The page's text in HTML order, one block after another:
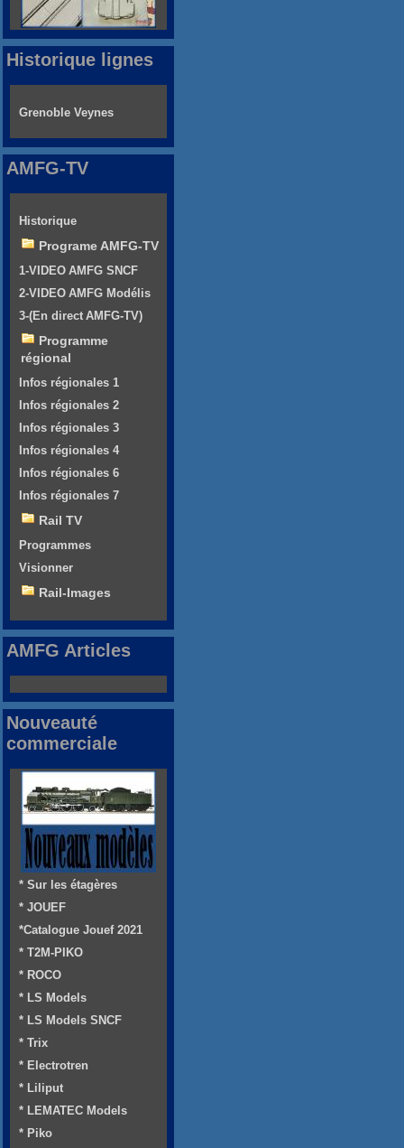
Historique lignes
Grenoble Veynes
AMFG-TV
Historique
Programe AMFG-TV
1-VIDEO AMFG SNCF
2-VIDEO AMFG Modélis
3-(En direct AMFG-TV)
Programme
régional
Infos régionales 1
Infos régionales 2
Infos régionales 3
Infos régionales 4
Infos régionales 6
Infos régionales 7
Rail TV
Programmes
Visionner
Rail-Images
AMFG Articles
Nouveauté
commerciale
* Sur les étagères
* JOUEF
*Catalogue Jouef 2021
* T2M-PIKO
* ROCO
* LS Models
* LS Models SNCF
* Trix
* Electrotren
* Liliput
* LEMATEC Models
* Piko